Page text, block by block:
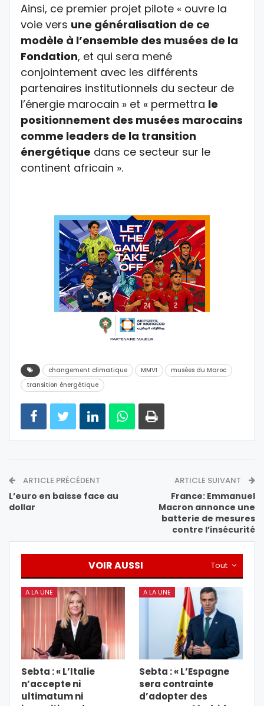
Ainsi, ce premier projet pilote « ouvre la
voie vers une généralisation de ce
modèle à l’ensemble des musées de la
Fondation, et qui sera mené
conjointement avec les différents
partenaires institutionnels du secteur de
l’énergie marocain » et « permettra le
positionnement des musées marocains
comme leaders de la transition
énergétique dans ce secteur sur le
continent africain ».
changement climatique MMVI
musées du Maroc
transition énergétique
ARTICLE PRÉCÉDENT
L’euro en baisse face au
dollar
ARTICLE SUIVANT
France: Emmanuel
Macron annonce une
batterie de mesures
contre l’insécurité
Tout
VOIR AUSSI
A LA UNE
Sebta : « L’Italie
n’accepte ni
ultimatum ni
A LA UNE
Sebta : « L’Espagne
sera contrainte
d’adopter des